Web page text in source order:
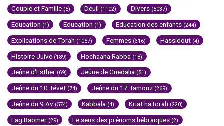
Couple et Famille (5) Deuil (1102) Divers (5037)
Education (1) Education (1) Education des enfants (244)
Explications de Torah (1057) Femmes (316) Hassidout (4)
Histoire Juive (189) Hochaana Rabba (18)
Jeûne d'Esther (69) Jeûne de Guedalia (51)
Jeûne du 10 Tévet (74) Jeûne du 17 Tamouz (269)
Jeûne du 9 Av (574) Kabbala (4) Kriat haTorah (220)
Lag Baomer (29) Le sens des prénoms hébraïques (2)